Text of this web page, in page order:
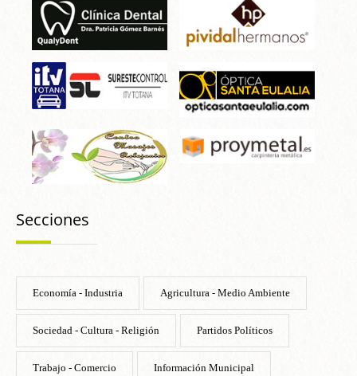
Secciones
Economía - Industria Agricultura - Medio Ambiente
Sociedad - Cultura - Religión Partidos Políticos
Trabajo - Comercio Información Municipal